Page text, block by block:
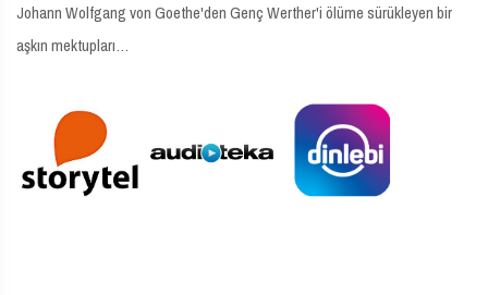
Johann Wolfgang von Goethe'den Genç Werther'i ölüme sürükleyen bir
aşkın mektupları…